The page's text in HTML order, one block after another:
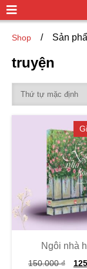
Shop / Sản
truyện
Ngôi nhà
150.000₫
Giá